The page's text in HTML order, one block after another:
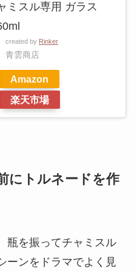
ミスル専用 ガラス
created by Rinker
青雲商店
Amazon
楽天市場
にトルネードを作
瓶を振ってチャミスル
ーンをドラマでよく見